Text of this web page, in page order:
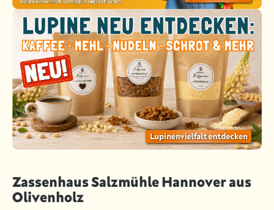
Zassenhaus Salzmühle Hannover aus
Olivenholz